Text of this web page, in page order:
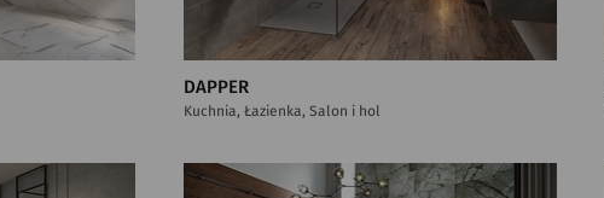
DAPPER
Kuchnia, Łazienka, Salon i hol